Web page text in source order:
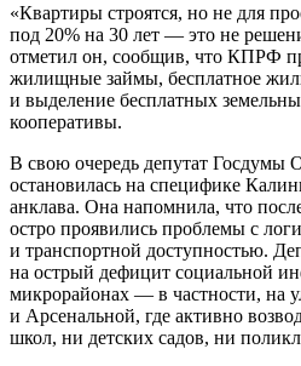
«Квартиры строятся, но не для
под 20% на 30 лет — это не
отметил он, сообщив, что КПРФ
жилищные займы, бесплатное
и выделение бесплатных
кооперативы.
В свою очередь депутат Госдумы
остановилась на специфике
анклава. Она напомнила, что
остро проявились проблемы с
и транспортной доступностью.
на острый дефицит социальной
микрорайонах — в частности, на
и Арсенальной, где активно
школ, ни детских садов, ни